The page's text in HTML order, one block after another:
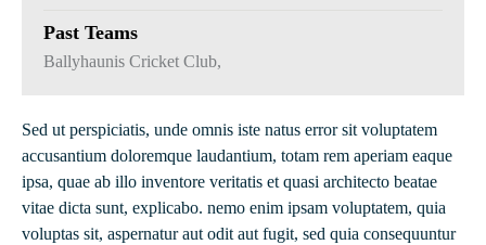
Past Teams
Ballyhaunis Cricket Club,
Sed ut perspiciatis, unde omnis iste natus error sit voluptatem
accusantium doloremque laudantium, totam rem aperiam eaque
ipsa, quae ab illo inventore veritatis et quasi architecto beatae
vitae dicta sunt, explicabo. nemo enim ipsam voluptatem, quia
voluptas sit, aspernatur aut odit aut fugit, sed quia consequuntur